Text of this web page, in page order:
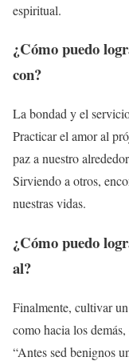
espiritual.
¿Cómo puedo
con?
La bondad y el
Practicar el amor al
paz a nuestro
Sirviendo a otros,
nuestras vidas.
¿Cómo puedo
al?
Finalmente, cultivar
como hacia los
“Antes sed benignos